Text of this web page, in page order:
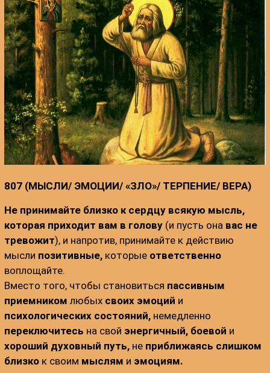
807 (МЫСЛИ/ ЭМОЦИИ/ «ЗЛО»/ ТЕРПЕНИЕ/ ВЕРА)
Не принимайте близко к сердцу всякую мысль,
которая приходит вам в голову(и пусть она вас не
тревожит), и напротив, принимайте к действию
мысли позитивные, которыеответственно
воплощайте.
Вместо того, чтобы становиться пассивным
приемником любых своих эмоций и
психологических состояний,немедленно
переключитесь на свой энергичный, боевой и
хороший духовный путь,не приближаясь слишком
близкок своим мыслям и эмоциям.